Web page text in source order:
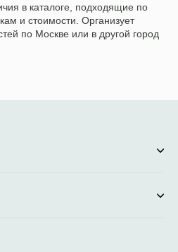
в каталоге, подходящие по
и стоимости. Организует
по Москве или в другой город